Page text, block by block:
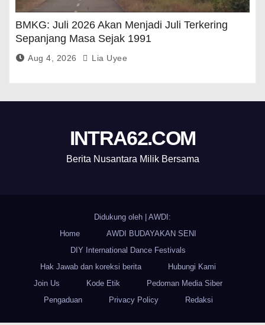
BMKG: Juli 2026 Akan Menjadi Juli Terkering
Sepanjang Masa Sejak 1991
Aug 4, 2026 Lia Uyee
INTRA62.COM
Berita Nusantara Milik Bersama
Didukung oleh
AWDI:
Home
AWDI BUDAYAKAN SENI
DIY International Dance Festivals
Hak Jawab dan koreksi berita
Hubungi Kami
Join Us
Kode Etik
Pedoman Media Siber
Pengaduan
Privacy Policy Redaksi